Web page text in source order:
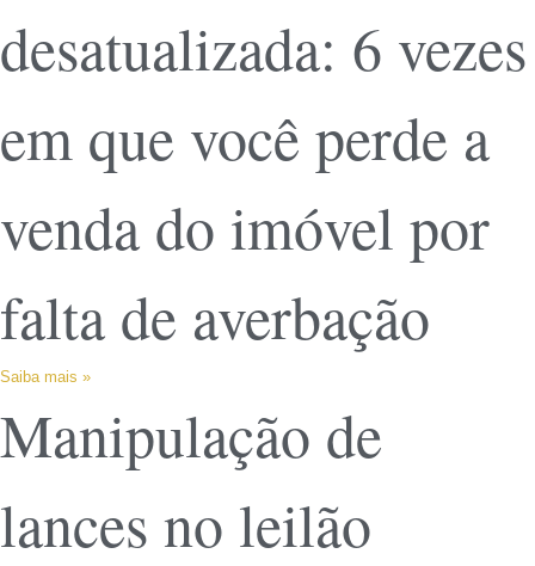
desatualizada: 6 vezes
em que você perde a
venda do imóvel por
falta de averbação
Saiba mais »
Manipulação de
lances no leilão